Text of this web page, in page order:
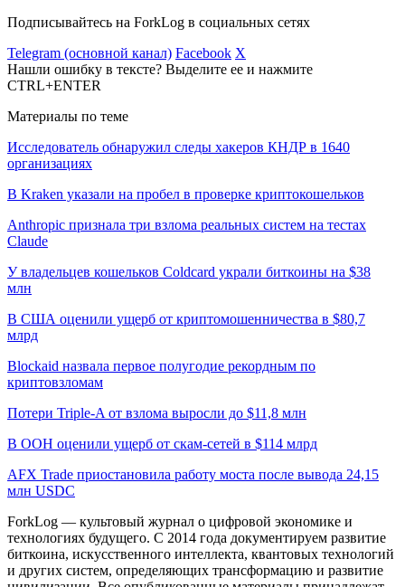
Подписывайтесь на ForkLog в социальных сетях
Telegram (основной канал) Facebook X
Нашли ошибку в тексте? Выделите ее и нажмите
CTRL+ENTER
Материалы по теме
Исследователь обнаружил следы хакеров КНДР в 1640
организациях
В Kraken указали на пробел в проверке криптокошельков
Anthropic признала три взлома реальных систем на тестах
Claude
У владельцев кошельков Coldcard украли биткоины на $38
млн
В США оценили ущерб от криптомошенничества в $80,7
млрд
Blockaid назвала первое полугодие рекордным по
криптовзломам
Потери Triple-A от взлома выросли до $11,8 млн
В ООН оценили ущерб от скам-сетей в $114 млрд
AFX Trade приостановила работу моста после вывода 24,15
млн USDC
ForkLog — культовый журнал о цифровой экономике и
технологиях будущего. С 2014 года документируем развитие
биткоина, искусственного интеллекта, квантовых технологий
и других систем, определяющих трансформацию и развитие